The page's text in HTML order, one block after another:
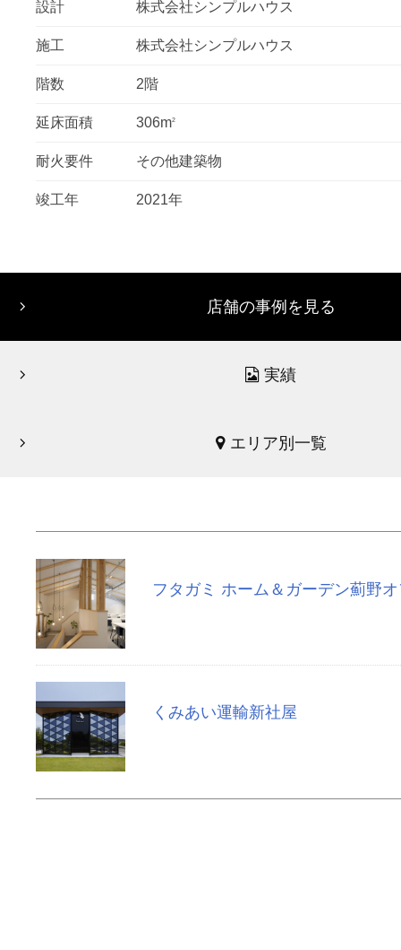
設計 株式会社シンプルハウス
施工 株式会社シンプルハウス
階数 2階
延床面積 306m2
耐火要件 その他建築物
竣工年 2021年
店舗の事例を見る
実績
エリア別一覧
フタガミ ホーム＆ガーデン薊野
くみあい運輸新社屋